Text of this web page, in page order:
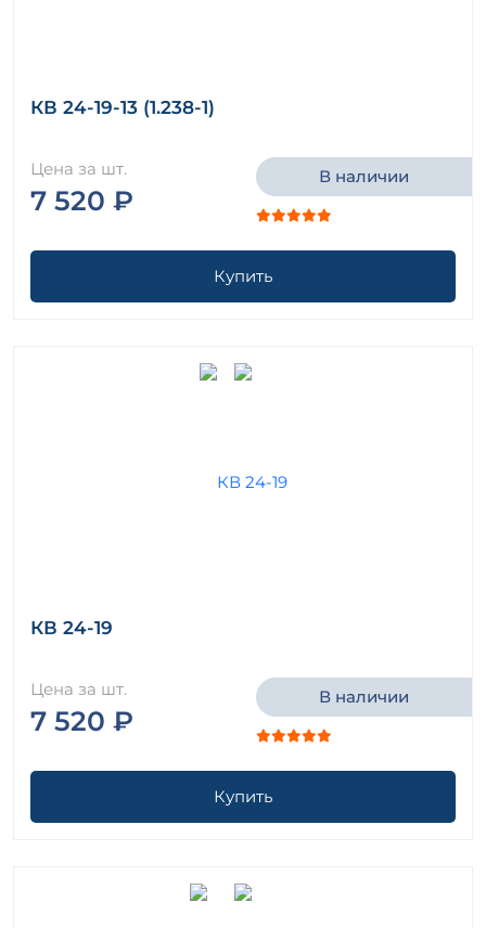
КВ 24-19-13 (1.238-1)
Цена за шт.
7 520 ₽
В наличии
Купить
КВ 24-19
Цена за шт.
7 520 ₽
В наличии
Купить